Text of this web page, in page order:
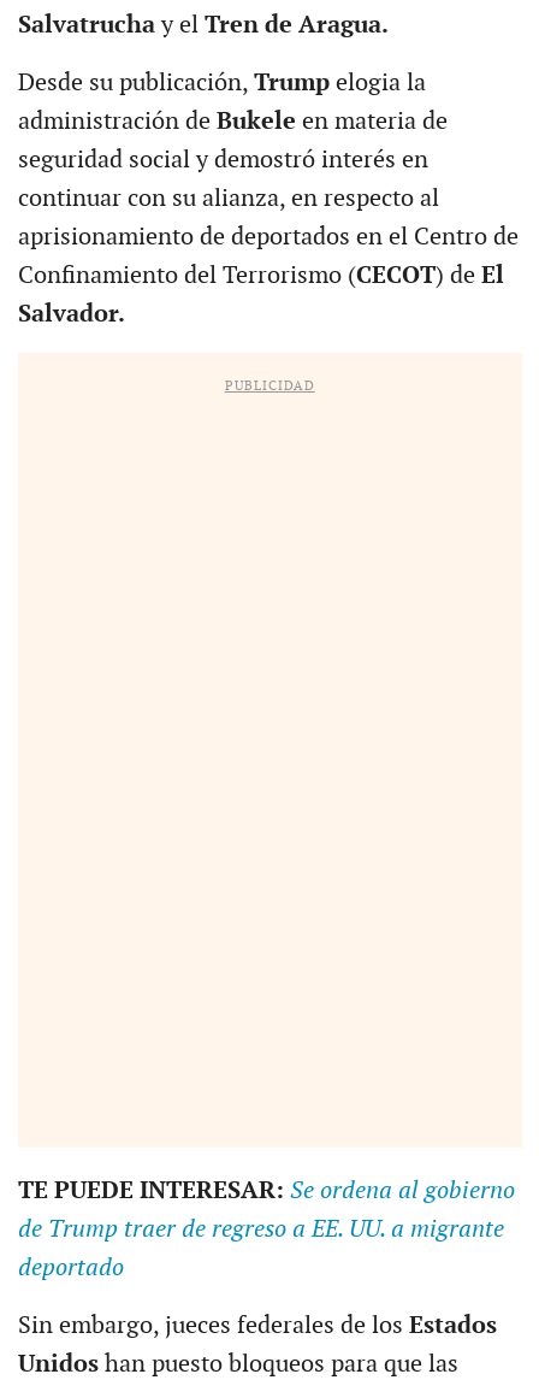
Salvatrucha y el Tren de Aragua.
Desde su publicación, Trumpelogia la
administración de Bukele en materia de
seguridad social y demostró interés en
continuar con su alianza, en respecto al
aprisionamiento de deportados en el Centro de
Confinamiento del Terrorismo (CECOT) de El
Salvador.
PUBLICIDAD
TE PUEDE INTERESAR: Se ordena al gobierno
de Trump traer de regreso a EE. UU. a migrante
deportado
Sin embargo, jueces federales de los Estados
Unidoshan puesto bloqueos para que las